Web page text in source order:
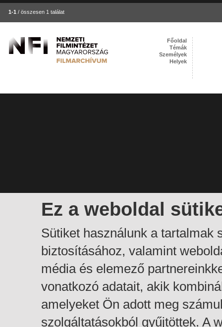
1-1 / összesen 1 találat
Ez a weboldal
Sütiket használunk a tartalmak
biztosításához, valamint
média és elemező
vonatkozó adatait, akik
amelyeket Ön adott meg
szolgáltatásokból gyűjtöttek. A
Főoldal
Témák
Személyek
Helyek